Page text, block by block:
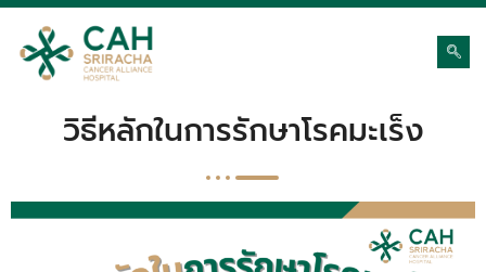
วิธีหลักในการรักษาโรคมะเร็ง